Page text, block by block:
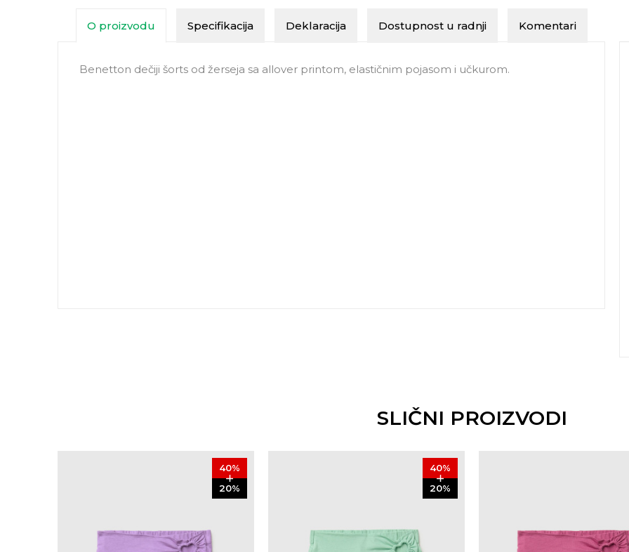
O proizvodu Specifikacija Deklaracija Dostupnost u radnji Komentari
Benetton dečiji šorts od žerseja sa allover printom, elastičnim pojasom i učkurom.
SLIČNI PROIZVODI
40%
20%
40%
20%